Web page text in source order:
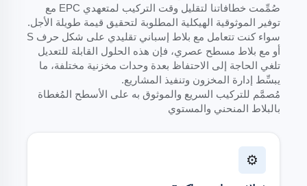
صُمِّمت خطافاتنا لتقليل وقت التركيب لمتعهدي EPC مع
توفير الموثوقية الهيكلية المطلوبة لتحقيق قيمة طويلة الأجل.
سواء كنت تتعامل مع بلاط إسباني تقليدي على شكل حرف S
أو مع بلاط مسطح عصري، فإن هذه الحلول القابلة للتعديل
تلغي الحاجة إلى الاحتفاظ بعدة وحدات مخزنية مختلفة، ما
يبسِّط إدارة المخزون وتنفيذ المشاريع.
مُصمَّم للتركيب السريع والموثوق به على الأسطح المُغطاة
بالبلاط المنحني والمستوي
⚙️